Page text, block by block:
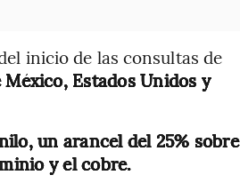
inicio de las consultas de
Estados Unidos y
un arancel del 25% sobre
y el cobre.